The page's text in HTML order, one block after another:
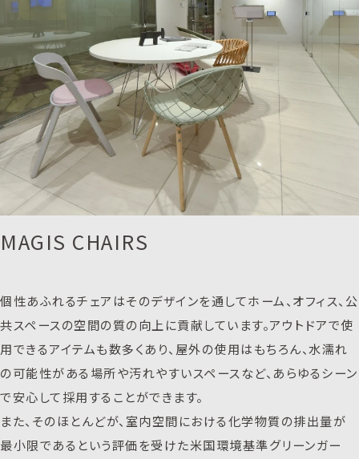
MAGIS CHAIRS
個性あふれるチェアはそのデザインを通してホーム、オフィス、公
共スペースの空間の質の向上に貢献しています。アウトドアで使
用できるアイテムも数多くあり、屋外の使用はもちろん、水濡れ
の可能性がある場所や汚れやすいスペースなど、あらゆるシーン
で安心して採用することができます。
また、そのほとんどが、室内空間における化学物質の排出量が
最小限であるという評価を受けた米国環境基準グリーンガー